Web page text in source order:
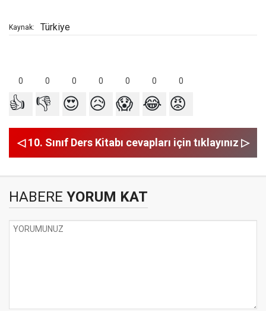
Kaynak: Türkiye
0 0 0 0 0 0 0
👍 👎 😍 😥 😱 😂 😡
◁ 10. Sınıf Ders Kitabı cevapları için tıklayınız ▷
HABERE YORUM KAT